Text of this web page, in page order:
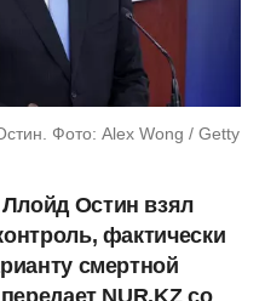
Фото: Alex Wong / Getty
Остин взял
фактически
смертной
NUR.KZ со